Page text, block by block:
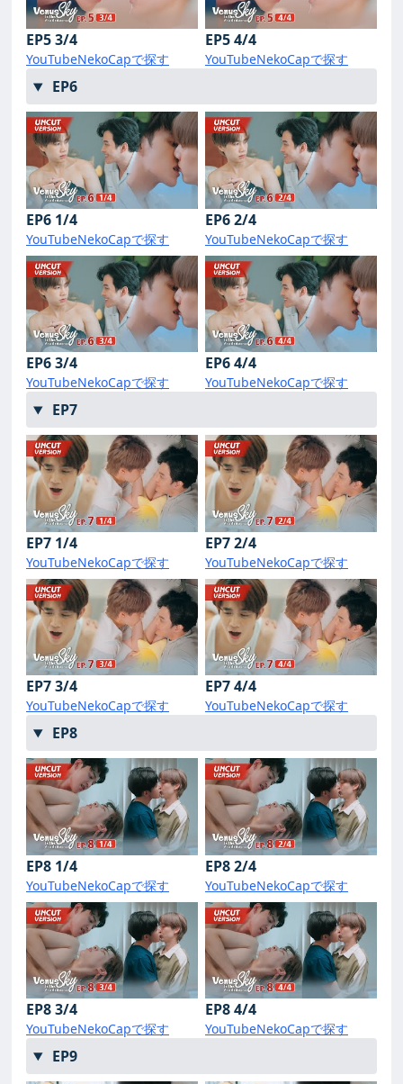
EP5 3/4
YouTubeNekoCapで探す
EP5 4/4
YouTubeNekoCapで探す
EP6
EP6 1/4
YouTubeNekoCapで探す
EP6 2/4
YouTubeNekoCapで探す
EP6 3/4
YouTubeNekoCapで探す
EP6 4/4
YouTubeNekoCapで探す
EP7
EP7 1/4
YouTubeNekoCapで探す
EP7 2/4
YouTubeNekoCapで探す
EP7 3/4
YouTubeNekoCapで探す
EP7 4/4
YouTubeNekoCapで探す
EP8
EP8 1/4
YouTubeNekoCapで探す
EP8 2/4
YouTubeNekoCapで探す
EP8 3/4
YouTubeNekoCapで探す
EP8 4/4
YouTubeNekoCapで探す
EP9